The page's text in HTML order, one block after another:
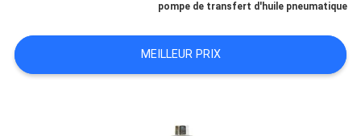
CONTACTER
pompe de transfert d'huile pneumatique
MEILLEUR PRIX